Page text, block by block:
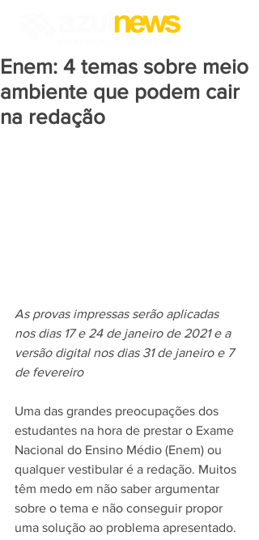
Enem: 4 temas sobre meio
ambiente que podem cair
na redação
As provas impressas serão aplicadas
nos dias 17 e 24 de janeiro de 2021 e a
versão digital nos dias 31 de janeiro e 7
de fevereiro
Uma das grandes preocupações dos
estudantes na hora de prestar o Exame
Nacional do Ensino Médio (Enem) ou
qualquer vestibular é a redação. Muitos
têm medo em não saber argumentar
sobre o tema e não conseguir propor
uma solução ao problema apresentado.